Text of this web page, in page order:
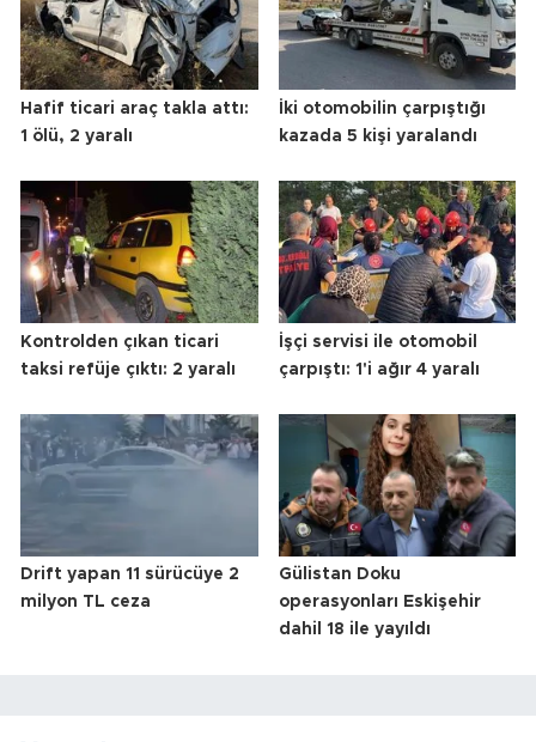
Hafif ticari araç takla attı:
1 ölü, 2 yaralı
İki otomobilin çarpıştığı
kazada 5 kişi yaralandı
Kontrolden çıkan ticari
taksi refüje çıktı: 2 yaralı
İşçi servisi ile otomobil
çarpıştı: 1'i ağır 4 yaralı
Drift yapan 11 sürücüye 2
milyon TL ceza
Gülistan Doku
operasyonları Eskişehir
dahil 18 ile yayıldı